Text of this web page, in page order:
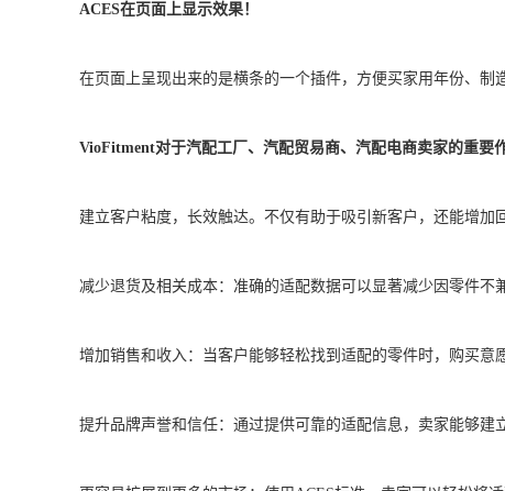
ACES在页面上显示效果！
在页面上呈现出来的是横条的一个插件，方便买家用年份、制
VioFitment对于汽配工厂、汽配贸易商、汽配电商卖家的重要
建立客户粘度，长效触达。不仅有助于吸引新客户，还能增加
减少退货及相关成本：准确的适配数据可以显著减少因零件不
增加销售和收入：当客户能够轻松找到适配的零件时，购买意
提升品牌声誉和信任：通过提供可靠的适配信息，卖家能够建